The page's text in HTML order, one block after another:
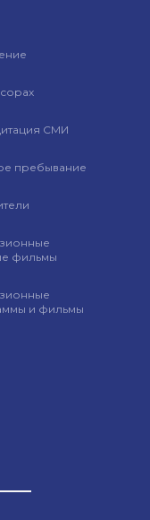
СМИ
пребывание
фильмы
и фильмы